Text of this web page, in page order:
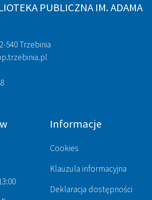
PUBLICZNA IM. ADAMA
540 Trzebinia
Informacje
Cookies
Klauzula informacyjna
Deklaracja dostępności